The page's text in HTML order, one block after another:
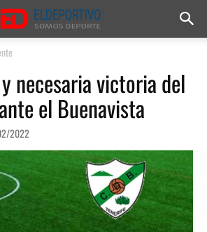
necesaria victoria del
el Buenavista
2022